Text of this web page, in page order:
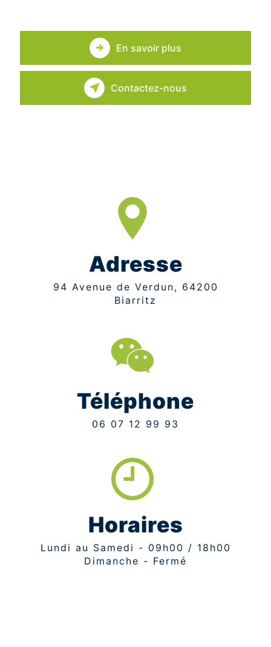
En savoir plus
Contactez-nous
Adresse
94 Avenue de Verdun, 64200
Biarritz
Téléphone
06 07 12 99 93
Horaires
Lundi au Samedi - 09h00 / 18h00
Dimanche - Fermé